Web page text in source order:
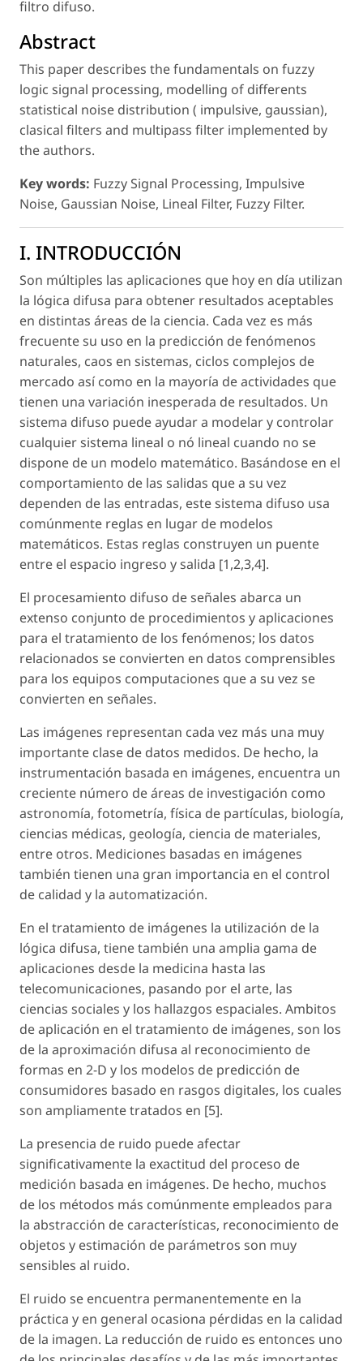
filtro difuso.
Abstract
This paper describes the fundamentals on fuzzy
logic signal processing, modelling of differents
statistical noise distribution ( impulsive, gaussian),
clasical filters and multipass filter implemented by
the authors.
Key words: Fuzzy Signal Processing, Impulsive
Noise, Gaussian Noise, Lineal Filter, Fuzzy Filter.
I. INTRODUCCIÓN
Son múltiples las aplicaciones que hoy en día utilizan
la lógica difusa para obtener resultados aceptables
en distintas áreas de la ciencia. Cada vez es más
frecuente su uso en la predicción de fenómenos
naturales, caos en sistemas, ciclos complejos de
mercado así como en la mayoría de actividades que
tienen una variación inesperada de resultados. Un
sistema difuso puede ayudar a modelar y controlar
cualquier sistema lineal o nó lineal cuando no se
dispone de un modelo matemático. Basándose en el
comportamiento de las salidas que a su vez
dependen de las entradas, este sistema difuso usa
comúnmente reglas en lugar de modelos
matemáticos. Estas reglas construyen un puente
entre el espacio ingreso y salida [1,2,3,4].
El procesamiento difuso de señales abarca un
extenso conjunto de procedimientos y aplicaciones
para el tratamiento de los fenómenos; los datos
relacionados se convierten en datos comprensibles
para los equipos computaciones que a su vez se
convierten en señales.
Las imágenes representan cada vez más una muy
importante clase de datos medidos. De hecho, la
instrumentación basada en imágenes, encuentra un
creciente número de áreas de investigación como
astronomía, fotometría, física de partículas, biología,
ciencias médicas, geología, ciencia de materiales,
entre otros. Mediciones basadas en imágenes
también tienen una gran importancia en el control
de calidad y la automatización.
En el tratamiento de imágenes la utilización de la
lógica difusa, tiene también una amplia gama de
aplicaciones desde la medicina hasta las
telecomunicaciones, pasando por el arte, las
ciencias sociales y los hallazgos espaciales. Ambitos
de aplicación en el tratamiento de imágenes, son los
de la aproximación difusa al reconocimiento de
formas en 2-D y los modelos de predicción de
consumidores basado en rasgos digitales, los cuales
son ampliamente tratados en [5].
La presencia de ruido puede afectar
significativamente la exactitud del proceso de
medición basada en imágenes. De hecho, muchos
de los métodos más comúnmente empleados para
la abstracción de características, reconocimiento de
objetos y estimación de parámetros son muy
sensibles al ruido.
El ruido se encuentra permanentemente en la
práctica y en general ocasiona pérdidas en la calidad
de la imagen. La reducción de ruido es entonces uno